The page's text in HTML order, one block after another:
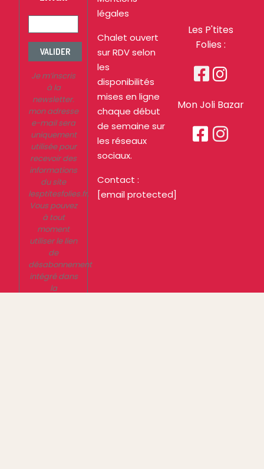
VALIDER
Je m’inscris
à la
newsletter.
mon adresse
e-mail sera
uniquement
utilisée pour
recevoir des
informations
du site
lesptitesfolies.fr.
Vous pouvez
à tout
moment
utiliser le lien
de
désabonnement
intégré dans
la
légales
Chalet ouvert
sur RDV selon
les
disponibilités
mises en ligne
chaque début
de semaine sur
les réseaux
sociaux.
Contact :
[email protected]
Les P'tites
Folies :
 
Mon Joli Bazar
 